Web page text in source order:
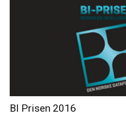
BI Prisen 2016